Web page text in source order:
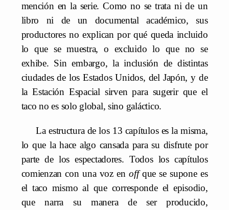
mención en la serie. Como no se trata ni de un
libro ni de un documental académico, sus
productores no explican por qué queda incluido
lo que se muestra, o excluido lo que no se
exhibe. Sin embargo, la inclusión de distintas
ciudades de los Estados Unidos, del Japón, y de
la Estación Espacial sirven para sugerir que el
taco no es solo global, sino galáctico.
La estructura de los 13 capítulos es la misma,
lo que la hace algo cansada para su disfrute por
parte de los espectadores. Todos los capítulos
comienzan con una voz enoffque se supone es
el taco mismo al que corresponde el episodio,
que narra su manera de ser producido,